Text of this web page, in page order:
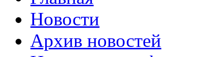
Новости
Архив новостей